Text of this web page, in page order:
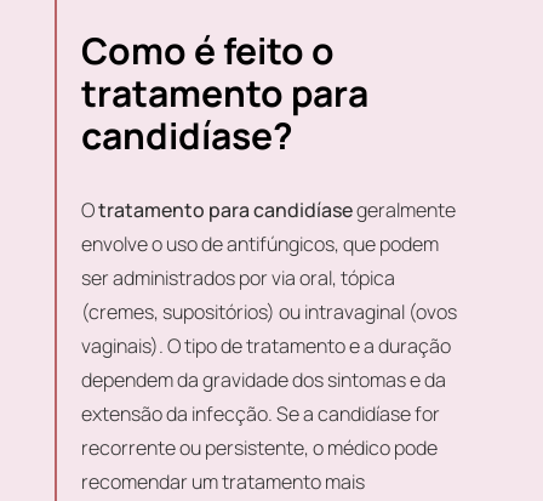
Como é feito o
tratamento para
candidíase?
Otratamento para candidíasegeralmente
envolve o uso de antifúngicos, que podem
ser administrados por via oral, tópica
(cremes, supositórios) ou intravaginal (ovos
vaginais). O tipo de tratamento e a duração
dependem da gravidade dos sintomas e da
extensão da infecção. Se a candidíase for
recorrente ou persistente, o médico pode
recomendar um tratamento mais